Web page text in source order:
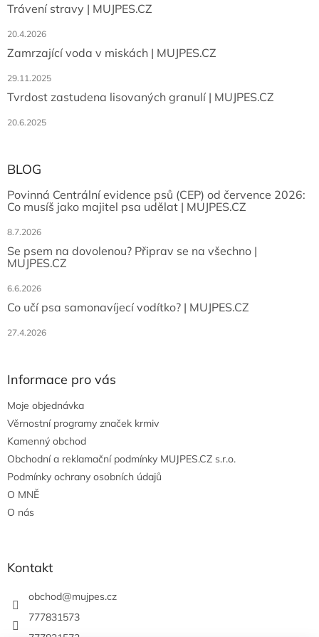
Trávení stravy | MUJPES.CZ
20.4.2026
Zamrzající voda v miskách | MUJPES.CZ
29.11.2025
Tvrdost zastudena lisovaných granulí | MUJPES.CZ
20.6.2025
BLOG
Povinná Centrální evidence psů (CEP) od července 2026:
Co musíš jako majitel psa udělat | MUJPES.CZ
8.7.2026
Se psem na dovolenou? Připrav se na všechno |
MUJPES.CZ
6.6.2026
Co učí psa samonavíjecí vodítko? | MUJPES.CZ
27.4.2026
Informace pro vás
Moje objednávka
Věrnostní programy značek krmiv
Kamenný obchod
Obchodní a reklamační podmínky MUJPES.CZ s.r.o.
Podmínky ochrany osobních údajů
O MNĚ
O nás
Kontakt
obchod@mujpes.cz
777831573